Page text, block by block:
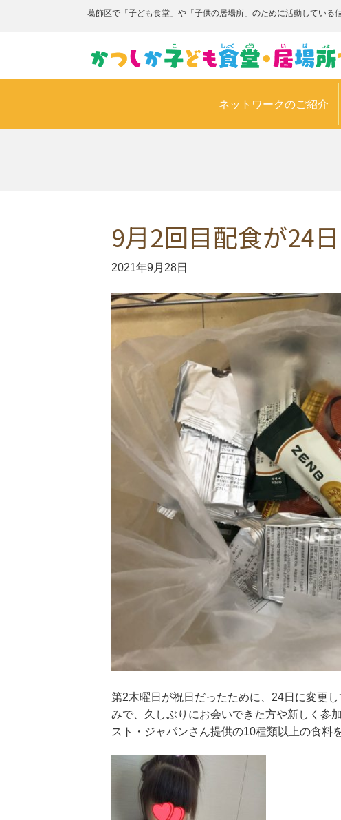
葛飾区で「子ども食堂」や「子供の居場所」のために活動している
ネットワークのご紹介
9月2回目配食が24
2021年9月28日
第2木曜日が祝日だったために、24日に変更
みで、久しぶりにお会いできた方や新しく参
スト・ジャパンさん提供の10種類以上の食料